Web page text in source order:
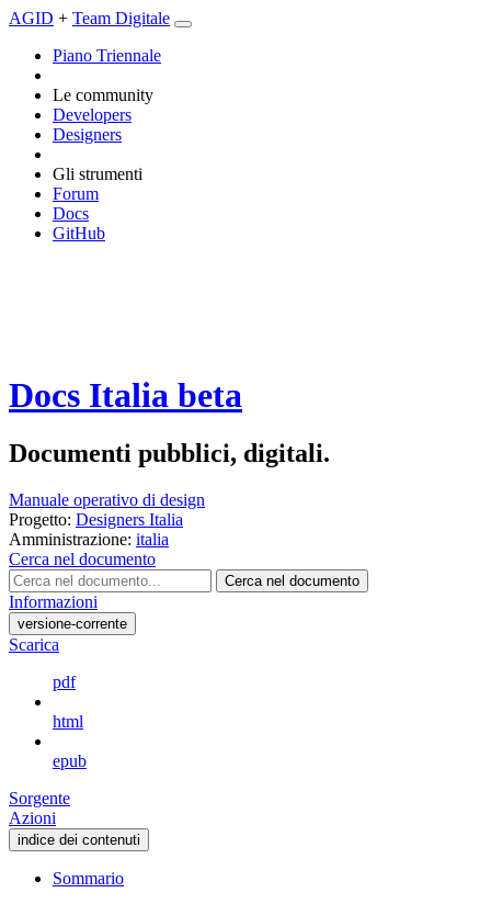
AGID + Team Digitale
Piano Triennale
Le community
Developers
Designers
Gli strumenti
Forum
Docs
GitHub
Docs Italia beta
Documenti pubblici, digitali.
Manuale operativo di design
Progetto: Designers Italia
Amministrazione: italia
Cerca nel documento
Cerca nel documento
Informazioni
versione-corrente
Scarica
pdf
html
epub
Sorgente
Azioni
indice dei contenuti
Sommario